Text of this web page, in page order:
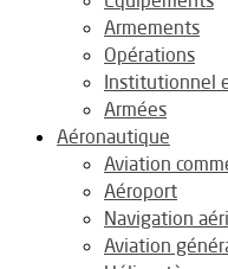
Armements
Opérations
Institutionnel
Armées
Aéronautique
Aviation
Aéroport
Navigation
Aviation